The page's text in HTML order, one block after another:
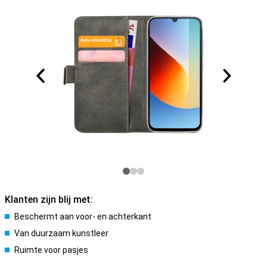
Klanten zijn blij met:
Beschermt aan voor- en achterkant
Van duurzaam kunstleer
Ruimte voor pasjes